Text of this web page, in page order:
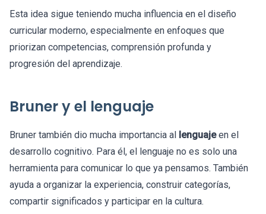
Esta idea sigue teniendo mucha influencia en el diseño
curricular moderno, especialmente en enfoques que
priorizan competencias, comprensión profunda y
progresión del aprendizaje.
Bruner y el lenguaje
Bruner también dio mucha importancia al lenguajeen el
desarrollo cognitivo. Para él, el lenguaje no es solo una
herramienta para comunicar lo que ya pensamos. También
ayuda a organizar la experiencia, construir categorías,
compartir significados y participar en la cultura.